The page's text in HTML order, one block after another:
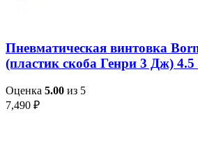
Пневматическая винтовка
(пластик скоба Генри 3 Дж)
Оценка 5.00 из 5
7,490 ₽